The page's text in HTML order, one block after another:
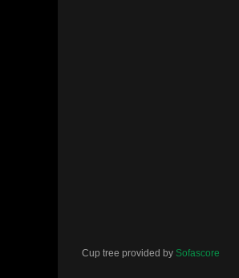
Cup tree provided by Sofascore